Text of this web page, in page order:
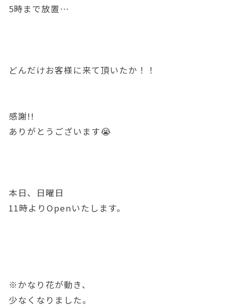
5時まで放置…
どんだけお客様に来て頂いたか！！
感謝!!
ありがとうございます😭
本日、日曜日
11時よりOpenいたします。
※かなり花が動き、
少なくなりました。